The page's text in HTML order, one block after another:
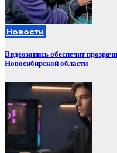
Новости
Видеозапись обеспечит
Новосибирской области